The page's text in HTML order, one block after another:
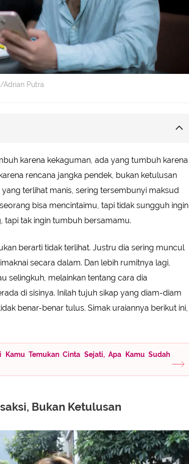
Putra
saat Diperhatikan Orang Lain
yang Melibatkanmu
Ingin Kamu Mengikuti
karena kekaguman, ada yang tumbuh karena
rencana jangka pendek, bukan ketulusan
terlihat manis, sering tersembunyi maksud
bisa mencintaimu, tapi tidak sungguh ingin
tapi tak ingin tumbuh bersamamu.
berarti tidak terlihat. Justru dia sering muncul
secara dalam. Dan lebih rumitnya lagi,
selingkuh, melainkan tentang cara dia
di sisinya. Inilah tujuh sikap yang diam-diam
benar-benar tulus. Simak uraiannya berikut ini,
Kamu Temukan Cinta Sejati, Apa Kamu Sudah
Bukan Ketulusan